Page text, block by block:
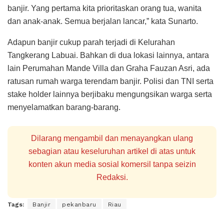
banjir. Yang pertama kita prioritaskan orang tua, wanita
dan anak-anak. Semua berjalan lancar,” kata Sunarto.
Adapun banjir cukup parah terjadi di Kelurahan
Tangkerang Labuai. Bahkan di dua lokasi lainnya, antara
lain Perumahan Mande Villa dan Graha Fauzan Asri, ada
ratusan rumah warga terendam banjir. Polisi dan TNI serta
stake holder lainnya berjibaku mengungsikan warga serta
menyelamatkan barang-barang.
Dilarang mengambil dan menayangkan ulang
sebagian atau keseluruhan artikel di atas untuk
konten akun media sosial komersil tanpa seizin
Redaksi.
Tags: Banjir pekanbaru Riau